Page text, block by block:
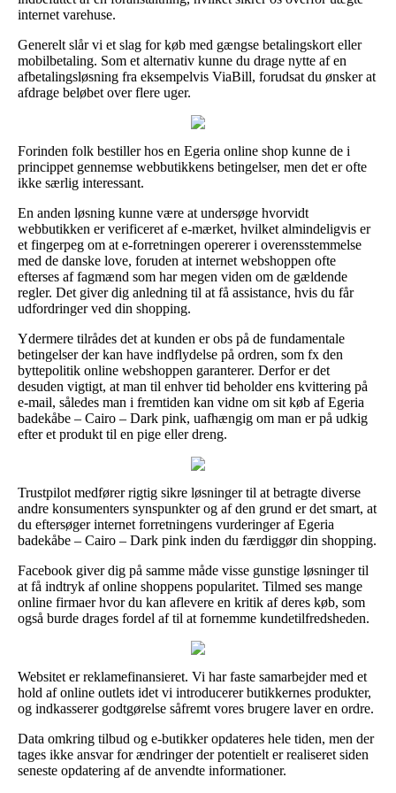
internet varehuse.
Generelt slår vi et slag for køb med gængse betalingskort eller
mobilbetaling. Som et alternativ kunne du drage nytte af en
afbetalingsløsning fra eksempelvis ViaBill, forudsat du ønsker at
afdrage beløbet over flere uger.
Forinden folk bestiller hos en Egeria online shop kunne de i
princippet gennemse webbutikkens betingelser, men det er ofte
ikke særlig interessant.
En anden løsning kunne være at undersøge hvorvidt
webbutikken er verificeret af e-mærket, hvilket almindeligvis er
et fingerpeg om at e-forretningen opererer i overensstemmelse
med de danske love, foruden at internet webshoppen ofte
efterses af fagmænd som har megen viden om de gældende
regler. Det giver dig anledning til at få assistance, hvis du får
udfordringer ved din shopping.
Ydermere tilrådes det at kunden er obs på de fundamentale
betingelser der kan have indflydelse på ordren, som fx den
byttepolitik online webshoppen garanterer. Derfor er det
desuden vigtigt, at man til enhver tid beholder ens kvittering på
e-mail, således man i fremtiden kan vidne om sit køb af Egeria
badekåbe – Cairo – Dark pink, uafhængig om man er på udkig
efter et produkt til en pige eller dreng.
Trustpilot medfører rigtig sikre løsninger til at betragte diverse
andre konsumenters synspunkter og af den grund er det smart, at
du eftersøger internet forretningens vurderinger af Egeria
badekåbe – Cairo – Dark pink inden du færdiggør din shopping.
Facebook giver dig på samme måde visse gunstige løsninger til
at få indtryk af online shoppens popularitet. Tilmed ses mange
online firmaer hvor du kan aflevere en kritik af deres køb, som
også burde drages fordel af til at fornemme kundetilfredsheden.
Websitet er reklamefinansieret. Vi har faste samarbejder med et
hold af online outlets idet vi introducerer butikkernes produkter,
og indkasserer godtgørelse såfremt vores brugere laver en ordre.
Data omkring tilbud og e-butikker opdateres hele tiden, men der
tages ikke ansvar for ændringer der potentielt er realiseret siden
seneste opdatering af de anvendte informationer.